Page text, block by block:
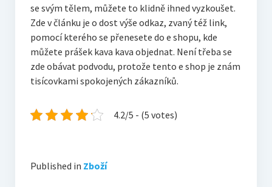
se svým tělem, můžete to klidně ihned vyzkoušet.
Zde v článku je o dost výše odkaz, zvaný též link,
pomocí kterého se přenesete do e shopu, kde
můžete prášek kava kava objednat. Není třeba se
zde obávat podvodu, protože tento e shop je znám
tisícovkami spokojených zákazníků.
4.2/5 - (5 votes)
Published in Zboží